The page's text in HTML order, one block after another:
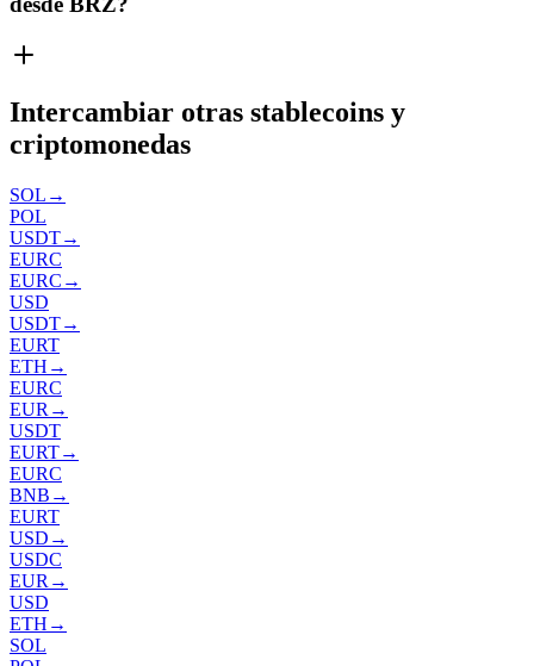
Intercambiar otras stablecoins y
criptomonedas
SOL →
POL
USDT→
EURC
EURC →
USD
USDT→
EURT
ETH →
EURC
EUR →
USDT
EURT→
EURC
BNB →
EURT
USD →
USDC
EUR →
USD
ETH →
SOL